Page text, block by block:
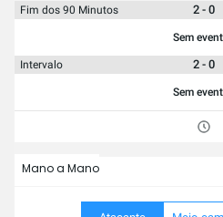
Fim dos 90 Minutos 2 - 0
Sem
Intervalo 2 - 0
Sem
Mano a Mano